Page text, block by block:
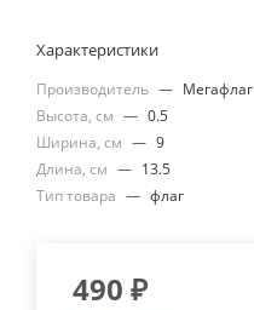
Характеристики
Производитель — Мегафлаг
Высота, см — 0.5
Ширина, см — 9
Длина, см — 13.5
Тип товара — флаг
490 ₽